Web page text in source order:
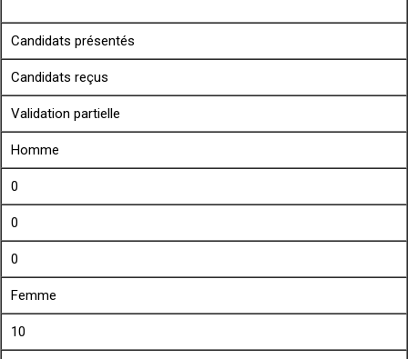
Candidats présentés
Candidats reçus
Validation partielle
Homme
0
0
0
Femme
10